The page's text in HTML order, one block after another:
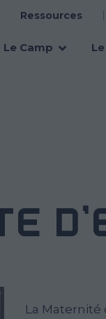
Main
navigation
Ressources
Le Camp
La Maternité